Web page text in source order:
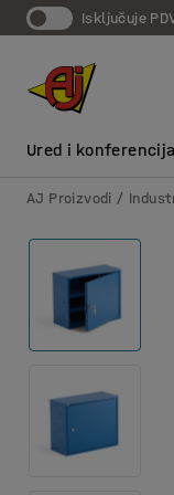
Isključuje
Ured i
AJ Proizvodi